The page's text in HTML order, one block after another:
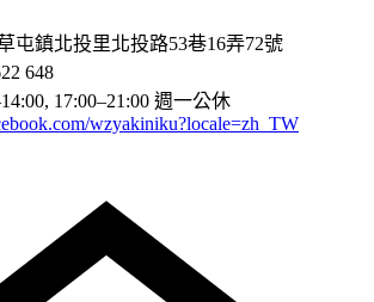
屯鎮北投里北投路53巷16弄72號
648
17:00–21:00 週一公休
wzyakiniku?locale=zh_TW